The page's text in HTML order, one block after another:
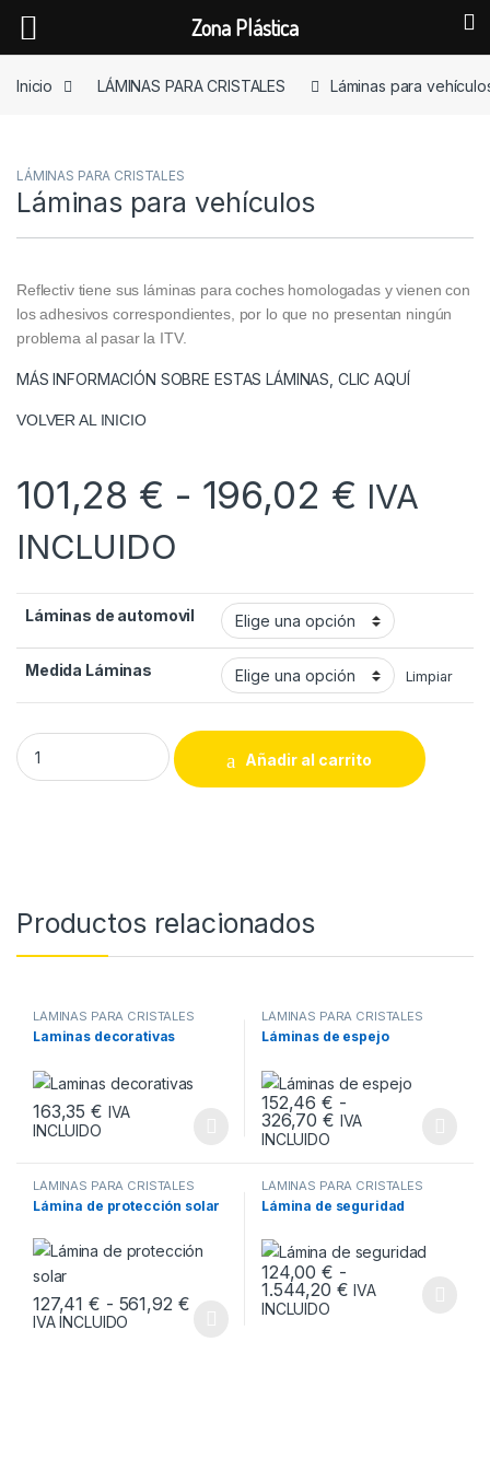
Inicio
LÁMINAS PARA CRISTALES Láminas para
LÁMINAS PARA CRISTALES
Láminas para vehículos
Reflectiv tiene sus láminas para coches homologadas y vienen con
los adhesivos correspondientes, por lo que no presentan ningún
problema al pasar la ITV.
MÁS INFORMACIÓN SOBRE ESTAS LÁMINAS, CLIC AQUÍ
VOLVER AL INICIO
101,28 € - 196,02 € IVA
INCLUIDO
Láminas de automovil
Medida Láminas Limpiar
Láminas para vehículos quantity
Añadir al carrito
Productos relacionados
LÁMINAS PARA CRISTALES
Laminas decorativas
163,35€ IVA
INCLUIDO
Este producto tiene múltiples variantes. Las opciones se
LÁMINAS PARA CRISTALES
Láminas de espejo
152,46€ -
326,70€Rango de precios:
IVA
INCLUIDO
Este producto tiene múltiples
LÁMINAS PARA CRISTALES
Lámina de protección solar
127,41€ - 561,92 €Rango de precios: desde 127,41 €
IVA INCLUIDO
Este producto tiene múltiples variantes. Las opciones se
LÁMINAS PARA CRISTALES
Lámina de seguridad
124,00€ -
1.544,20 €Rango de
IVA
INCLUIDO
Este producto tiene múltiples
Zona Plástica